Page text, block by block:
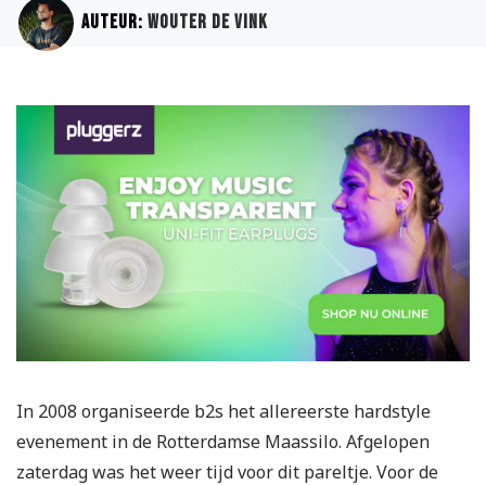
Auteur: Wouter de Vink
In 2008 organiseerde b2s het allereerste hardstyle
evenement in de Rotterdamse Maassilo. Afgelopen
zaterdag was het weer tijd voor dit pareltje. Voor de